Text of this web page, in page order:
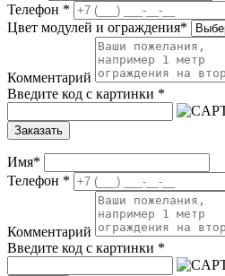
Телефон *
Цвет модулей и ограждения*
Комментарий
Введите код с картинки *
Заказать
Имя*
Телефон *
Комментарий
Введите код с картинки *